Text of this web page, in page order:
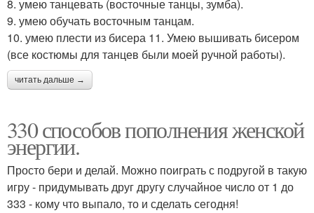
8. умею танцевать (восточные танцы, зумба).
9. умею обучать восточным танцам.
10. умею плести из бисера 11. Умею вышивать бисером
(все костюмы для танцев были моей ручной работы).
читать дальше →
330 способов пополнения женской
энергии.
Просто бери и делай. Можно поиграть с подругой в такую
игру - придумывать друг другу случайное число от 1 до
333 - кому что выпало, то и сделать сегодня!